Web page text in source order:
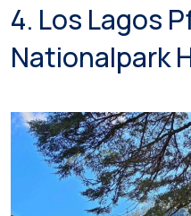
4. Los Lagos
Nationalpark